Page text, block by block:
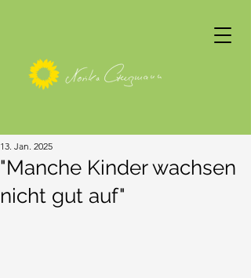
"Manche Kinder wachsen
nicht gut auf"
13. Jan. 2025